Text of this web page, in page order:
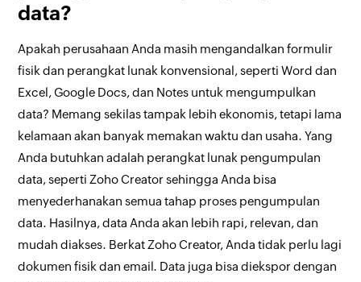
data?
Apakah perusahaan Anda masih mengandalkan formulir
fisik dan perangkat lunak konvensional, seperti Word dan
Excel, Google Docs, dan Notes untuk mengumpulkan
data? Memang sekilas tampak lebih ekonomis, tetapi lama
kelamaan akan banyak memakan waktu dan usaha. Yang
Anda butuhkan adalah perangkat lunak pengumpulan
data, seperti Zoho Creator sehingga Anda bisa
menyederhanakan semua tahap proses pengumpulan
data. Hasilnya, data Anda akan lebih rapi, relevan, dan
mudah diakses. Berkat Zoho Creator, Anda tidak perlu lagi
dokumen fisik dan email. Data juga bisa diekspor dengan